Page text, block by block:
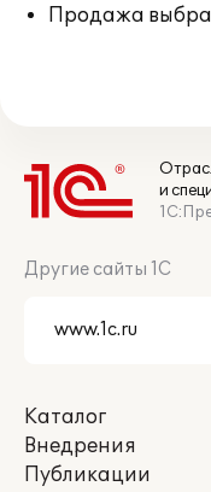
Продажа
и
Другие сайты 1С
Каталог
Внедрения
Публикации